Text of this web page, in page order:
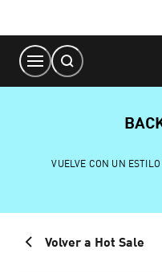
Content
VUELVE CON UN
Volver a Hot Sale